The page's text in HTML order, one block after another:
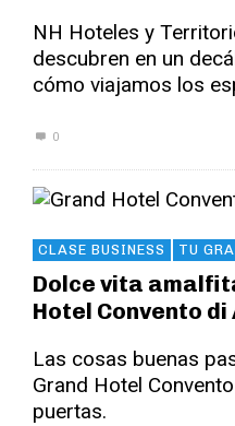
NH Hoteles y
descubren en un
cómo viajamos los
0
CLASE BUSINESS TU
Dolce vita
Hotel Convento di
Las cosas buenas
Grand Hotel
puertas.